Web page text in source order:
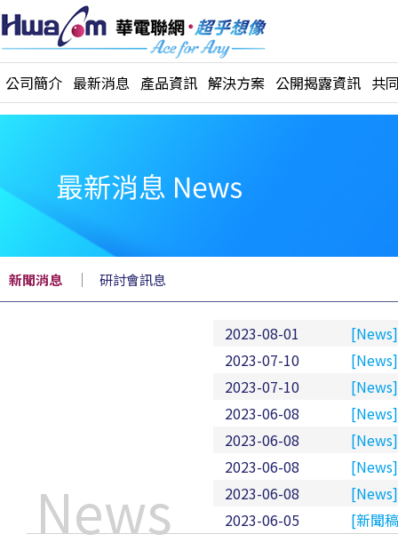
公司簡介 最新消息 產品資訊 解決方案 公開揭露資訊 共
新聞消息 ｜ 研討會訊息
News
2023-08-01
2023-07-10
2023-07-10
2023-06-08
2023-06-08
2023-06-08
2023-06-08
2023-06-05
[新聞